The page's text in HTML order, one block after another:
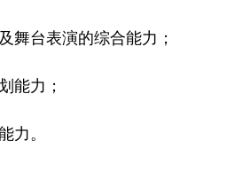
舞台表演的综合能力；
能力；
力。